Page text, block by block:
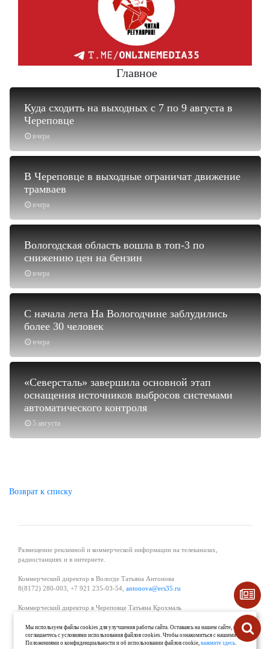
Главное
вчера
Куда сходить на выходных с 7 по 9 августа в
Череповце
вчера
В Череповце в выходные ограничат движение
трамваев
вчера
Вологодская область вошла в топ-3 по
снижению цен на бензин
вчера
С начала лета На Вологодчине заблудились
более 30 человек
5 августа
«Северсталь» завершила основной этап
оснащения источников выбросов системами
автоматического контроля
Возврат к списку
Размещение рекламной и коммерческой информации на телеканалах,
радиостанциях и в интернете.
Коммерческий директор в Вологде Татьяна Антонова
8(8172) 280-003, +7 921 235-03-54, antonova@ers35.ru
Коммерческий директор в Череповце Татьяна Крохмаль
Начальник отдела рекламы в Великом Устюге Екатерина Вьюжанина 8(81738)
2-04-44, +7 921 125-06-40,katrinv81@mail.ru
Мы используем файлы cookies для улучшения работы сайта. Оставаясь на нашем сайте, вы
соглашаетесь с условиями использования файлов cookies. Чтобы ознакомиться с нашими
Положениями о конфиденциальности и об использовании файлов cookie,нажмите здесь.